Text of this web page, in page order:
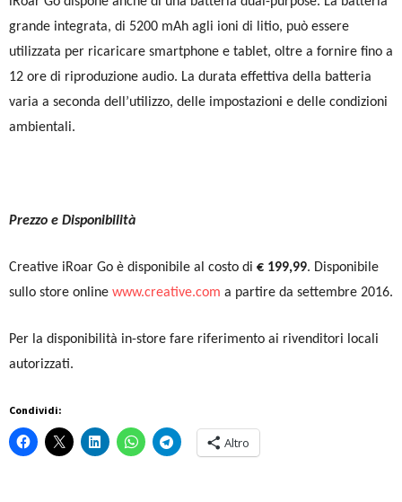
grande integrata, di 5200 mAh agli ioni di litio, può essere
utilizzata per ricaricare smartphone e tablet, oltre a fornire fino a
12 ore di riproduzione audio. La durata effettiva della batteria
varia a seconda dell’utilizzo, delle impostazioni e delle condizioni
ambientali.
Prezzo e Disponibilità
Creative iRoar Go è disponibile al costo di € 199,99. Disponibile
sullo store online www.creative.com a partire da settembre 2016.
Per la disponibilità in-store fare riferimento ai rivenditori locali
autorizzati.
Condividi:
Altro